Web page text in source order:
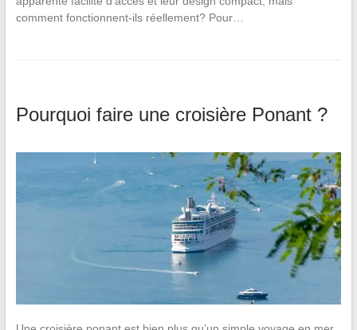
comment fonctionnent-ils réellement? Pour…
Pourquoi faire une croisière Ponant ?